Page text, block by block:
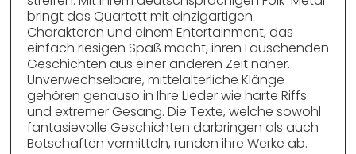
bringt das Quartett mit einzigartigen
Charakteren und einem Entertainment, das
einfach riesigen Spaß macht, ihren Lauschenden
Geschichten aus einer anderen Zeit näher.
Unverwechselbare, mittelalterliche Klänge
gehören genauso in Ihre Lieder wie harte Riffs
und extremer Gesang. Die Texte, welche sowohl
fantasievolle Geschichten darbringen als auch
Botschaften vermitteln, runden ihre Werke ab.